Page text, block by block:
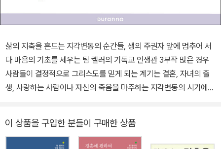
삶의 지축을 흔드는 지각변동의 순간들, 생의 주권자 앞에 멈추어 서
다 마음의 기초를 세우는 팀 켈러의 기독교 인생관 3부작 많은 경우
사람들이 결정적으로 그리스도를 믿게 되는 계기는 결혼, 자녀의 출
생, 사랑하는 사람이나 자신의 죽음을 마주하는 지각변동의 시기에
탐색했다. 삶의 중대한 변화의 시즌을 통과하는 이들이 '진정으로 변
화된 삶'이 무엇인지 생각하도록 돕기 위해 <팀 켈러의 인생 베이직>
이 상품을 구입한 분들이 구매한 상품